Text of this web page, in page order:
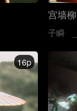
宫墙柳
子瞬
16p